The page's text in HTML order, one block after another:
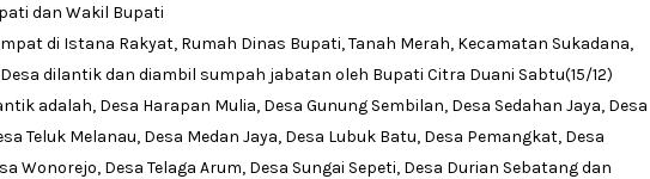
dan Wakil Bupati
di Istana Rakyat, Rumah Dinas Bupati, Tanah Merah, Kecamatan Sukadana,
dilantik dan diambil sumpah jabatan oleh Bupati Citra Duani Sabtu(15/12)
adalah, Desa Harapan Mulia, Desa Gunung Sembilan, Desa Sedahan Jaya, Desa
Teluk Melanau, Desa Medan Jaya, Desa Lubuk Batu, Desa Pemangkat, Desa
Wonorejo, Desa Telaga Arum, Desa Sungai Sepeti, Desa Durian Sebatang dan